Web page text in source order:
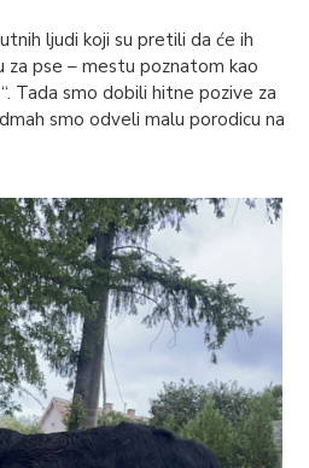
ljudi koji su pretili da će ih
za pse – mestu poznatom kao
Tada smo dobili hitne pozive za
smo odveli malu porodicu na